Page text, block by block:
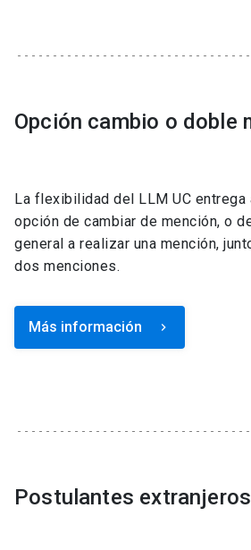
Opción cambio o doble
La flexibilidad del LLM UC
opción de cambiar de mención, o
general a realizar una mención,
dos menciones.
Más información keyboard_arrow_right
Postulantes extranjeros